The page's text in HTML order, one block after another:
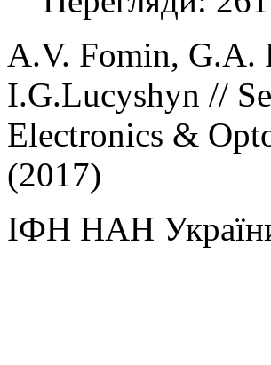
A.V. Fomin, G.A.
I.G.Lucyshyn //
Electronics &
(2017)
ІФН НАН